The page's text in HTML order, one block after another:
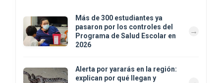
Más de 300 estudiantes ya
pasaron por los controles del
Programa de Salud Escolar en
2026
Alerta por yararás en la región:
explican por qué llegan y